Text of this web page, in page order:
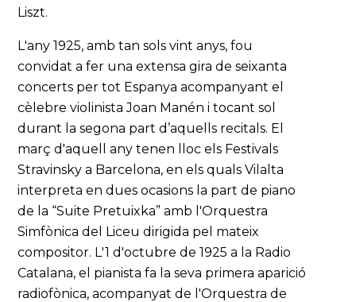
Liszt.
L'any 1925, amb tan sols vint anys, fou
convidat a fer una extensa gira de seixanta
concerts per tot Espanya acompanyant el
cèlebre violinista Joan Manén i tocant sol
durant la segona part d’aquells recitals. El
març d'aquell any tenen lloc els Festivals
Stravinsky a Barcelona, en els quals Vilalta
interpreta en dues ocasions la part de piano
de la “Suite Pretuixka” amb l'Orquestra
Simfònica del Liceu dirigida pel mateix
compositor. L'1 d'octubre de 1925 a la Radio
Catalana, el pianista fa la seva primera aparició
radiofònica, acompanyat de l'Orquestra de